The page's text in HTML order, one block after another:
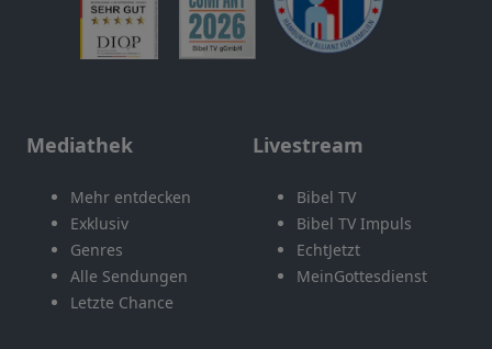
Mediathek
Mehr entdecken
Exklusiv
Genres
Alle Sendungen
Letzte Chance
Livestream
Bibel TV
Bibel TV Impuls
EchtJetzt
MeinGottesdienst